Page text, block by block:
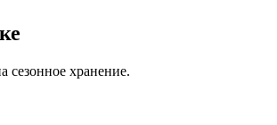
сезонное хранение.